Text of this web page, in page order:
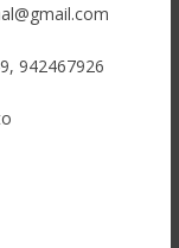
942467926